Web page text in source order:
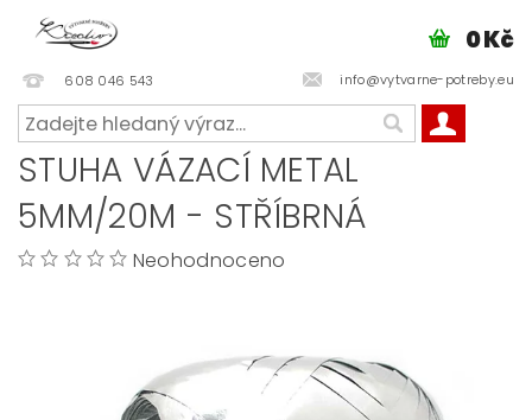
608 046 543 info@vytvarne-potreby.eu
0 Kč
STUHA VÁZACÍ METAL
5MM/20M - STŘÍBRNÁ
Neohodnoceno